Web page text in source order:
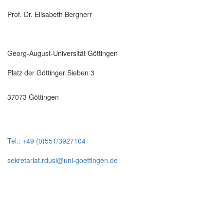
Prof. Dr. Elisabeth Bergherr
Georg-August-Universität Göttingen
Platz der Göttinger Sieben 3
37073 Göttingen
Tel.: +49 (0)551/3927104
sekretariat.rdusl@uni-goettingen.de